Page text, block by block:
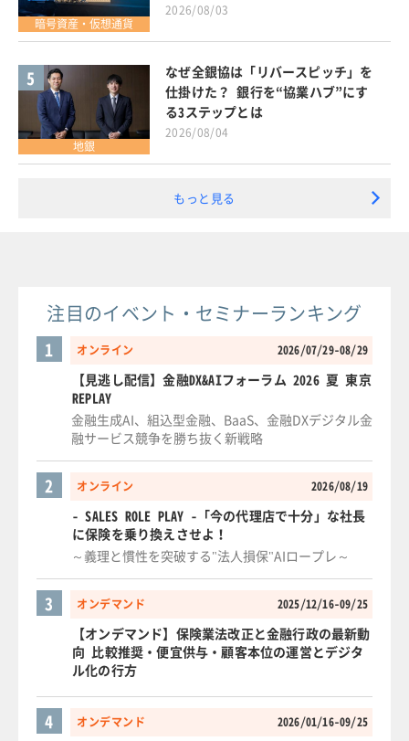
暗号資産・仮想通貨
2026/08/03
5
地銀
なぜ全銀協は「リバースピッチ」を
仕掛けた？ 銀行を“協業ハブ”にす
る3ステップとは
2026/08/04
もっと見る
注目のイベント・セミナーランキング
オンライン 2026/07/29-08/29
1
【見逃し配信】金融DX&AIフォーラム 2026 夏 東京
REPLAY
金融生成AI、組込型金融、BaaS、金融DXデジタル金
融サービス競争を勝ち抜く新戦略
オンライン 2026/08/19
2
- SALES ROLE PLAY -「今の代理店で十分」な社長
に保険を乗り換えさせよ！
～義理と慣性を突破する"法人損保"AIロープレ～
オンデマンド 2025/12/16-09/25
3
【オンデマンド】保険業法改正と金融行政の最新動
向 比較推奨・便宜供与・顧客本位の運営とデジタ
ル化の行方
オンデマンド 2026/01/16-09/25
4